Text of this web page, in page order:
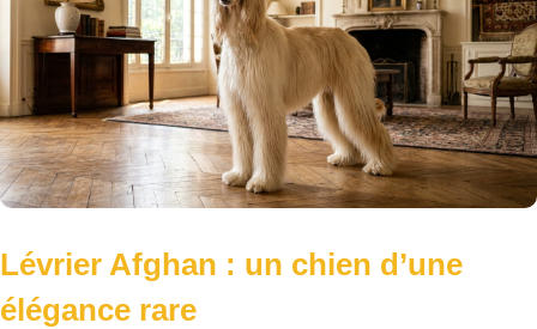
Lévrier Afghan : un chien d’une
élégance rare